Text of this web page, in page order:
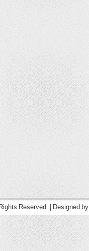
Reserved. | Designed by